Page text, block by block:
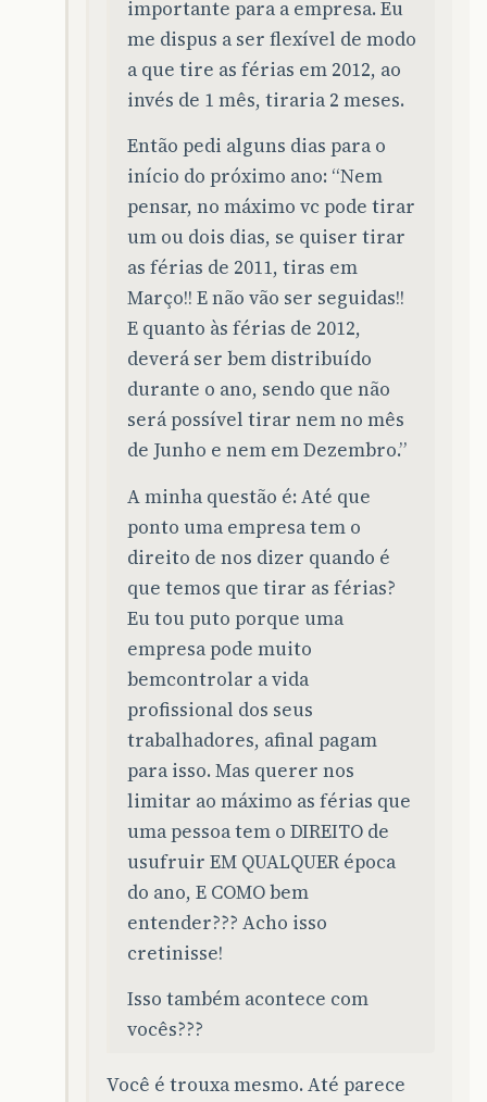
importante para a empresa. Eu
me dispus a ser flexível de modo
a que tire as férias em 2012, ao
invés de 1 mês, tiraria 2 meses.
Então pedi alguns dias para o
início do próximo ano: “Nem
pensar, no máximo vc pode tirar
um ou dois dias, se quiser tirar
as férias de 2011, tiras em
Março!! E não vão ser seguidas!!
E quanto às férias de 2012,
deverá ser bem distribuído
durante o ano, sendo que não
será possível tirar nem no mês
de Junho e nem em Dezembro.”
A minha questão é: Até que
ponto uma empresa tem o
direito de nos dizer quando é
que temos que tirar as férias?
Eu tou puto porque uma
empresa pode muito
bemcontrolar a vida
profissional dos seus
trabalhadores, afinal pagam
para isso. Mas querer nos
limitar ao máximo as férias que
uma pessoa tem o DIREITO de
usufruir EM QUALQUER época
do ano, E COMO bem
entender??? Acho isso
cretinisse!
Isso também acontece com
vocês???
Você é trouxa mesmo. Até parece